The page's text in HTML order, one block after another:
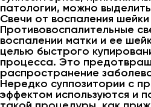
патологии, можно
Свечи от воспаления
Противовоспалительные
воспалении матки и ее
целью быстрого
процесса. Это
распространение
Нередко суппозитории с
эффектом используются и